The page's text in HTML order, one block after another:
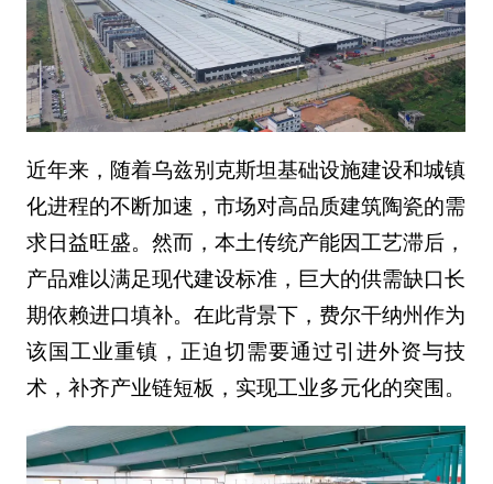
近年来，随着乌兹别克斯坦基础设施建设和城镇
化进程的不断加速，市场对高品质建筑陶瓷的需
求日益旺盛。然而，本土传统产能因工艺滞后，
产品难以满足现代建设标准，巨大的供需缺口长
期依赖进口填补。在此背景下，费尔干纳州作为
该国工业重镇，正迫切需要通过引进外资与技
术，补齐产业链短板，实现工业多元化的突围。